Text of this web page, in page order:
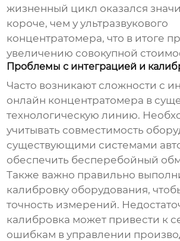
жизненный цикл оказался
короче, чем у ультразвукового
концентратомера, что в итоге
увеличению совокупной
Проблемы с интеграцией и
Часто возникают сложности с
онлайн концентратомера в
технологическую линию.
учитывать совместимость
существующими системами
обеспечить бесперебойный
Также важно правильно
калибровку оборудования,
точность измерений.
калибровка может привести к
ошибкам в управлении